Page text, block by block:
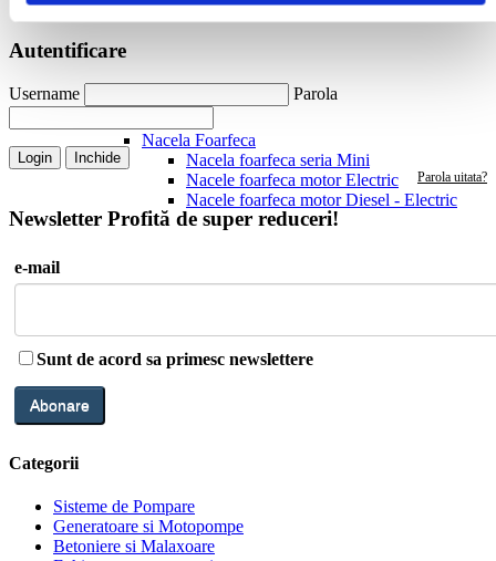
Nacela Foarfeca
Nacela foarfeca seria Mini
Nacele foarfeca motor Electric
Nacele foarfeca motor Diesel - Electric
Autentificare
Username Parola
Login Inchide
Parola uitata?
Newsletter Profită de super reduceri!
e-mail
Sunt de acord sa primesc newslettere
Categorii
Sisteme de Pompare
Generatoare si Motopompe
Betoniere si Malaxoare